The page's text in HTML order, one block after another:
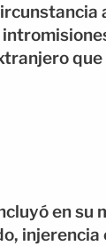
que
en su
injerencia